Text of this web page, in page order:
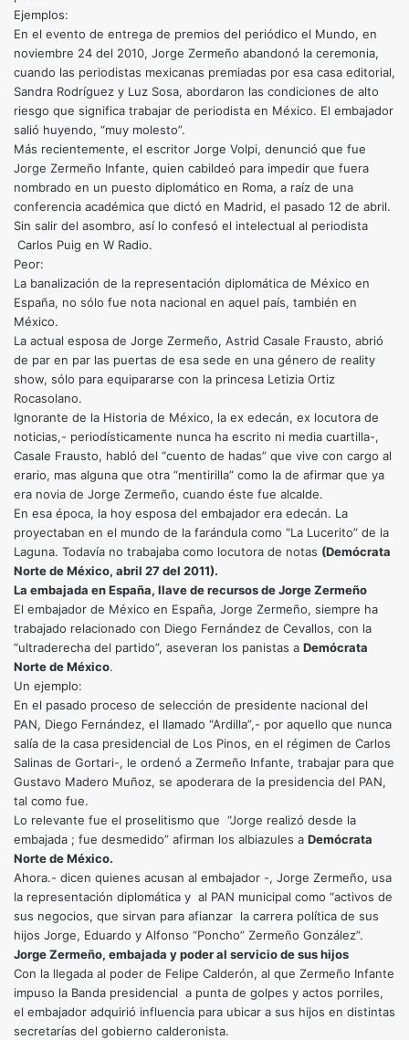
Ejemplos:
En el evento de entrega de premios del periódico el Mundo, en
noviembre 24 del 2010, Jorge Zermeño abandonó la ceremonia,
cuando las periodistas mexicanas premiadas por esa casa editorial,
Sandra Rodríguez y Luz Sosa, abordaron las condiciones de alto
riesgo que significa trabajar de periodista en México. El embajador
salió huyendo, “muy molesto”.
Más recientemente, el escritor Jorge Volpi, denunció que fue
Jorge Zermeño Infante, quien cabildeó para impedir que fuera
nombrado en un puesto diplomático en Roma, a raíz de una
conferencia académica que dictó en Madrid, el pasado 12 de abril.
Sin salir del asombro, así lo confesó el intelectual al periodista
Carlos Puig en W Radio.
Peor:
La banalización de la representación diplomática de México en
España, no sólo fue nota nacional en aquel país, también en
México.
La actual esposa de Jorge Zermeño, Astrid Casale Frausto, abrió
de par en par las puertas de esa sede en una género de reality
show, sólo para equipararse con la princesa Letizia Ortiz
Rocasolano.
Ignorante de la Historia de México, la ex edecán, ex locutora de
noticias,- periodísticamente nunca ha escrito ni media cuartilla-,
Casale Frausto, habló del “cuento de hadas” que vive con cargo al
erario, mas alguna que otra “mentirilla” como la de afirmar que ya
era novia de Jorge Zermeño, cuando éste fue alcalde.
En esa época, la hoy esposa del embajador era edecán. La
proyectaban en el mundo de la farándula como “La Lucerito” de la
Laguna. Todavía no trabajaba como locutora de notas (Demócrata
Norte de México, abril 27 del 2011).
La embajada en España, llave de recursos de Jorge Zermeño
El embajador de México en España, Jorge Zermeño, siempre ha
trabajado relacionado con Diego Fernández de Cevallos, con la
“ultraderecha del partido”, aseveran los panistas a Demócrata
Norte de México.
Un ejemplo:
En el pasado proceso de selección de presidente nacional del
PAN, Diego Fernández, el llamado “Ardilla”,- por aquello que nunca
salía de la casa presidencial de Los Pinos, en el régimen de Carlos
Salinas de Gortari-, le ordenó a Zermeño Infante, trabajar para que
Gustavo Madero Muñoz, se apoderara de la presidencia del PAN,
tal como fue.
Lo relevante fue el proselitismo que “Jorge realizó desde la
embajada ; fue desmedido” afirman los albiazules a Demócrata
Norte de México.
Ahora.- dicen quienes acusan al embajador -, Jorge Zermeño, usa
la representación diplomática y al PAN municipal como “activos de
sus negocios, que sirvan para afianzar la carrera política de sus
hijos Jorge, Eduardo y Alfonso “Poncho” Zermeño González”.
Jorge Zermeño, embajada y poder al servicio de sus hijos
Con la llegada al poder de Felipe Calderón, al que Zermeño Infante
impuso la Banda presidencial a punta de golpes y actos porriles,
el embajador adquirió influencia para ubicar a sus hijos en distintas
secretarías del gobierno calderonista.